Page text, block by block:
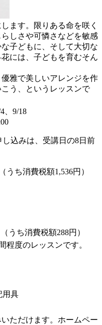
ます。限りある命を咲く
しさや可憐さなどを敏感
子どもに、そして大切な
には、子どもを育むそん
雅で美しいアレンジを作
う、というレッスンで
、9/18
込みは、受講日の8日前
うち消費税額1,536円）
うち消費税額288円）
程度のレッスンです。
用具
ただけます。ホームペー